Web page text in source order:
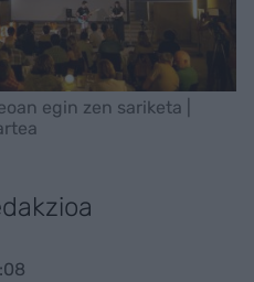
egin zen sariketa |